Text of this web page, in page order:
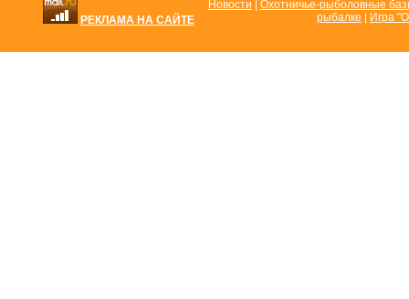
РЕКЛАМА НА САЙТЕ
Новости
Охотничье-рыболовные
рыбалке
Игра